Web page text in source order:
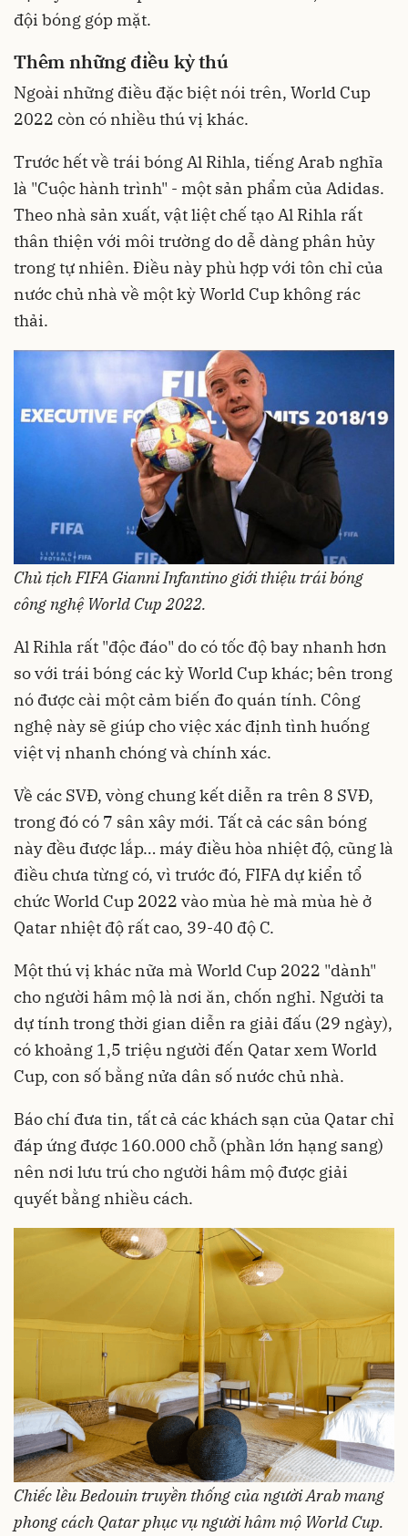
đội bóng góp mặt.
Thêm những điều kỳ thú
Ngoài những điều đặc biệt nói trên, World Cup
2022 còn có nhiều thú vị khác.
Trước hết về trái bóng Al Rihla, tiếng Arab nghĩa
là "Cuộc hành trình" - một sản phẩm của Adidas.
Theo nhà sản xuất, vật liệt chế tạo Al Rihla rất
thân thiện với môi trường do dễ dàng phân hủy
trong tự nhiên. Điều này phù hợp với tôn chỉ của
nước chủ nhà về một kỳ World Cup không rác
thải.
Chủ tịch FIFA Gianni Infantino giới thiệu trái bóng
công nghệ World Cup 2022.
Al Rihla rất "độc đáo" do có tốc độ bay nhanh hơn
so với trái bóng các kỳ World Cup khác; bên trong
nó được cài một cảm biến đo quán tính. Công
nghệ này sẽ giúp cho việc xác định tình huống
việt vị nhanh chóng và chính xác.
Về các SVĐ, vòng chung kết diễn ra trên 8 SVĐ,
trong đó có 7 sân xây mới. Tất cả các sân bóng
này đều được lắp… máy điều hòa nhiệt độ, cũng là
điều chưa từng có, vì trước đó, FIFA dự kiển tổ
chức World Cup 2022 vào mùa hè mà mùa hè ở
Qatar nhiệt độ rất cao, 39-40 độ C.
Một thú vị khác nữa mà World Cup 2022 "dành"
cho người hâm mộ là nơi ăn, chốn nghỉ. Người ta
dự tính trong thời gian diễn ra giải đấu (29 ngày),
có khoảng 1,5 triệu người đến Qatar xem World
Cup, con số bằng nửa dân số nước chủ nhà.
Báo chí đưa tin, tất cả các khách sạn của Qatar chỉ
đáp ứng được 160.000 chỗ (phần lớn hạng sang)
nên nơi lưu trú cho người hâm mộ được giải
quyết bằng nhiều cách.
Chiếc lều Bedouin truyền thống của người Arab mang
phong cách Qatar phục vụ người hâm mộ World Cup.